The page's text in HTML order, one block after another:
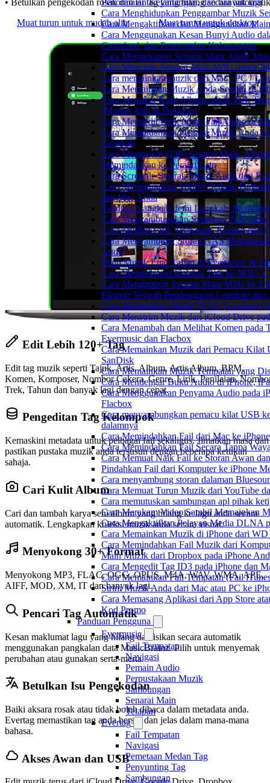
Penormalan Kelantangan, dan banyak lagi
Cara Menghidupkan Penggambar Muzik
Cara Mengaktifkan dan Menggunakan
Cara Menggunakan Kesan Bunyi Audio
Crossfeed, dan Penormalan Kelantangan
Cara Mengeksport Senarai Main Apple
Cara Mencipta Senarai Main M3U untuk
Cara memainkan muzik dari Mac / PC /
Cara Memainkan Muzik Anda Sendiri di
Cara Menukar Kulit Album untuk Trek
(Mudah Alih & Desktop)
Cara Mengedit Lirik untuk Fail Audio di
Cara Memindahkan Pustaka Muzik Anda
Langkah
Cara Mengarkib (ZIP) Senarai Main,
Memindahkan ke Peranti Lain
Cara Scrobble Sejarah Muzik Anda dari
Cara Menggunakan Widget Sedang
dan Mac Anda
Panduan Langkah demi Langkah:
Cara Menyambungkan Synology NAS
Cara Melihat Lirik Terbenam, Komen dan
Cara Menyambung Storan NAS
Anda
Main Muzik Luar Talian di Evermusic &
Cara Mengeksport Koleksi Trek ke M3U,
Cara Mengimport Senarai Main M3U ke
Eksport Sejarah Pendengaran Lengkap
Cara Memainkan Muzik FLAC (Lossless)
Cara Menstrim Muzik dari iCloud Drive
Cara Menambah dan Melihat Komen pada
Evermusic dan Flacbox
Cara Memainkan Muzik dari Pemacu Kilat
SanDisk
Cara Memainkan Muzik Tempatan yang
Cara Mendengar Buku Audio di iPhone,
Cara Menggunakan Penyama Audio pada
Flacbox
Cara menyambungkan pemacu kilat USB
dalamnya
Cara Memindahkan Fail dari Mac ke
Cara Memindahkan Fail Secara Tanpa
Cara Memuat Naik Fail ke Storan Awan
Pindahkan Fail dari Komputer ke iPhone
Cara menyambung storan dalaman
Cara Memuat Turun Muzik dari YouTube
Cara memutuskan sambungan apl pihak
Cara Merakam Video Sambil Memainkan
Cara Mengaktifkan Pelayan Media DLNA
Cara Memainkan Muzik di iPhone dari
Cara Memindahkan Fail Muzik dari
Main Muzik dari Dropbox pada iPhone
Cara Mengedit Tag ID3 pada iPhone dan
Cara Memainkan Fail Tempatan (Fail
Strim Muzik Anda dari Mac atau PC ke
Cara Memasang Aplikasi dari App Store
Kod Promo
Panduan Pengguna
Evermusic
Fail Tempatan
Navigasi
Pemain Audio
Perpustakaan Muzik
Sambungan
Senarai Main
Tetapan
Evertag
Fail Tempatan
Navigasi
Pemetaan Medan Tag
Penyunting Tag
Sambungan
• Betulkan pengekodan rosak dan isi tag yang hilang secara automatik
Muat turun untuk mudah alih
Muat turun untuk desktop
Edit Lebih 120+ Tag
Edit tag muzik seperti Tajuk, Artis, Album, Artis Album, BPM,
Komen, Komposer, Nombor Cakera, Genre, Lirik, Penilaian,
Trek, Tahun dan banyak lagi dengan cepat.
Pengeditan Tag Kelompok
Kemaskini metadata untuk pelbagai fail sekaligus. Jimatkan masa dan
pastikan pustaka muzik anda tersusun dengan beberapa ketukan
sahaja.
Cari Kulit Album
Cari dan tambah karya seni album yang hilang ke lagu anda secara
automatik. Lengkapkan koleksi muzik anda secara visual.
Menyokong 30+ Format
Menyokong MP3, FLAC, OGG, OPUS, M4A, WAV, WMA, APE,
AIFF, MOD, XM, IT dan banyak lagi.
Pencari Tag Automatik
Kesan maklumat lagu yang hilang dan isikan secara automatik
menggunakan pangkalan data MusicBrainz. Pilih untuk menyemak
perubahan atau gunakan serta-merta.
Betulkan Isu Pengekodan
Baiki aksara rosak atau tidak boleh dibaca dalam metadata anda.
Evertag memastikan tag anda bersih dan jelas dalam mana-mana
bahasa.
Akses Awan dan USB